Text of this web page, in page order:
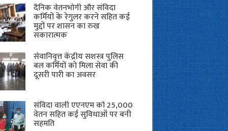
दैनिक वेतनभोगी और संविदा
कर्मियों के रेगुलर करने सहित कई
मुद्दों पर शासन का रुख
सकारात्मक
सेवानिवृत्त केंद्रीय सशस्त्र पुलिस
बल ​कर्मियों को मिला सेवा की
दूसरी पारी का अवसर
संविदा वाली एएनएम को 25,000
वेतन सहित कई सुविधाओं पर बनी
सहमति